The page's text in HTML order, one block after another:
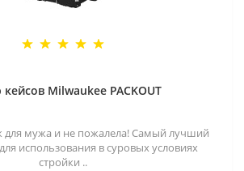
Milwaukee PACKOUT
для мужа и не пожалела! Самый лучший
использования в суровых условиях
стройки ..